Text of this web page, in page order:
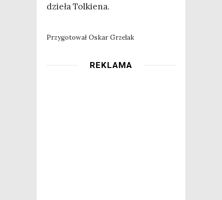
dzie­ła Tolkiena.
Przy­go­to­wał Oskar Grzelak
REKLAMA